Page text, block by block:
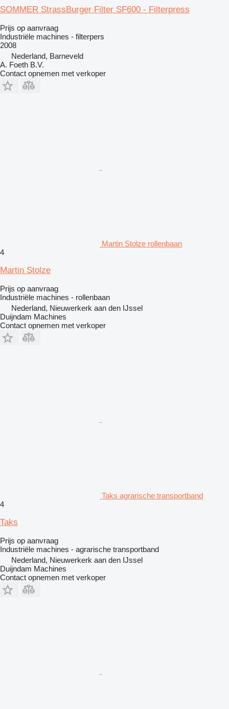
SOMMER StrassBurger Filter SF600 - Filterpress
Prijs op aanvraag
Industriële machines - filterpers
2008
Nederland, Barneveld
A. Foeth B.V.
Contact opnemen met verkoper
Martin Stolze rollenbaan
4
Martin Stolze
Prijs op aanvraag
Industriële machines - rollenbaan
Nederland, Nieuwerkerk aan den IJssel
Duijndam Machines
Contact opnemen met verkoper
Taks agrarische transportband
4
Taks
Prijs op aanvraag
Industriële machines - agrarische transportband
Nederland, Nieuwerkerk aan den IJssel
Duijndam Machines
Contact opnemen met verkoper